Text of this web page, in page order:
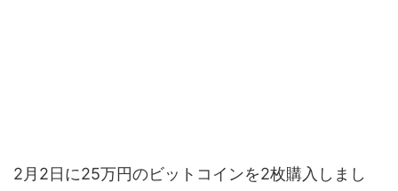
2月2日に25万円のビットコインを2枚購入しまし